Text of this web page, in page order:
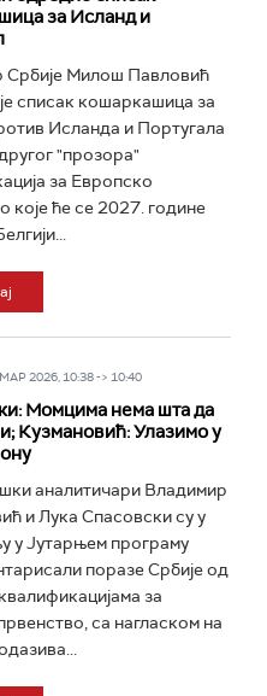
за Исланд и
Србије Милош Павловић
списак кошаркашица за
Исланда и Португала
"прозора"
за Европско
које ће се 2027. године
2026, 10:38 -> 10:40
Момцима нема шта да
Кузмановић: Улазимо у
аналитичари Владимир
и Лука Спасовски су у
у Јутарњем програму
поразе Србије од
за
са нагласком на